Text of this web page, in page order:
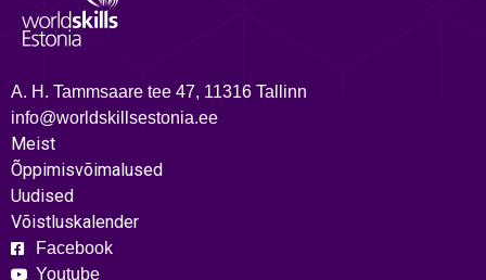
A. H. Tammsaare tee 47, 11316 Tallinn
info@worldskillsestonia.ee
Meist
Õppimisvõimalused
Uudised
Võistluskalender
Facebook
Youtube